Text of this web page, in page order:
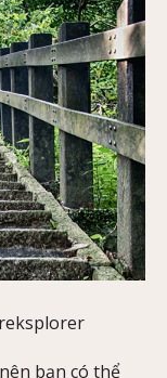
bạn có thể